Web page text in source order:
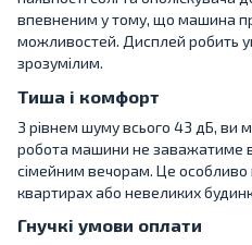
впевненим у тому, що машина
можливостей. Дисплей робить
зрозумілим.
Тиша і комфорт
З рівнем шуму всього 43 дБ, ви
робота машини не заважатиме
сімейним вечорам. Це
квартирах або невеликих
Гнучкі умови оплати